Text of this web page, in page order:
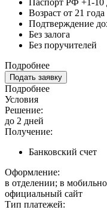
Возраст от 21 года
Подтверждение
Без залога
Без поручителей
Подробнее
Подать заявку
Подробнее
Условия
Решение:
до 2 дней
Получение:
Банковский счет
Оформление:
в отделении; в
официальный сайт
Тип платежей: